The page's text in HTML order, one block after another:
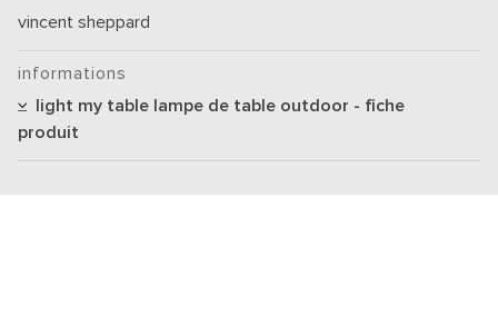
vincent sheppard
informations
light my table lampe de table outdoor - fiche
produit